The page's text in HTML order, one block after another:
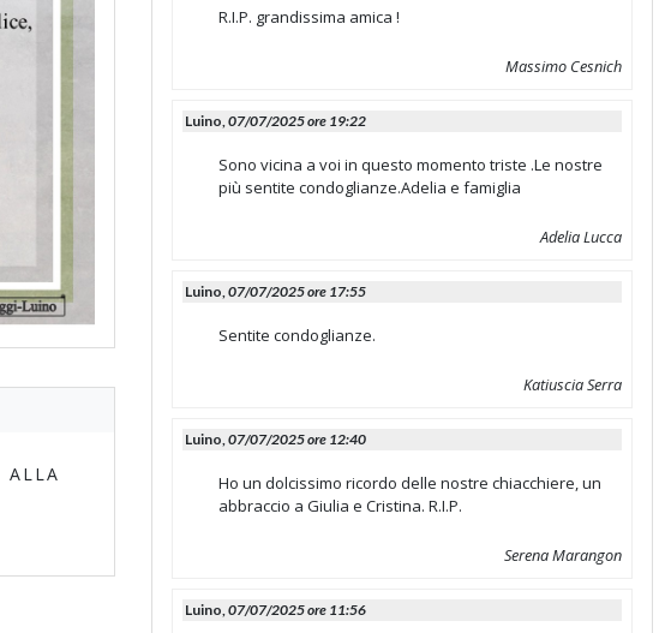
ALLA
R.I.P. grandissima amica !
Massimo Cesnich
Luino,07/07/2025 ore 19:22
Sono vicina a voi in questo momento triste .Le nostre
più sentite condoglianze.Adelia e famiglia
Adelia Lucca
Luino,07/07/2025 ore 17:55
Sentite condoglianze.
Katiuscia Serra
Luino,07/07/2025 ore 12:40
Ho un dolcissimo ricordo delle nostre chiacchiere, un
abbraccio a Giulia e Cristina. R.I.P.
Serena Marangon
Luino,07/07/2025 ore 11:56